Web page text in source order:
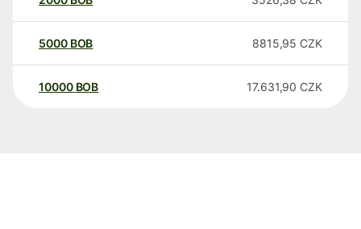
5000 BOB 8815,95 CZK
10000 BOB 17.631,90 CZK